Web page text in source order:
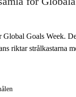
Global Goals Week.
riktar strålkastarna